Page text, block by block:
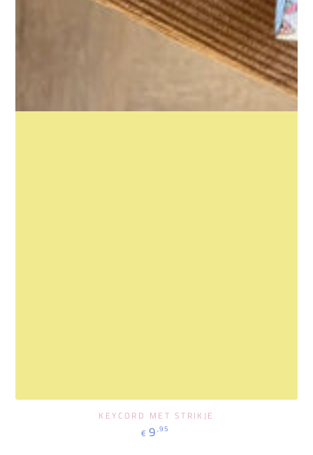
KEYCORD MET STRIKJE
Prix
€ 9,95